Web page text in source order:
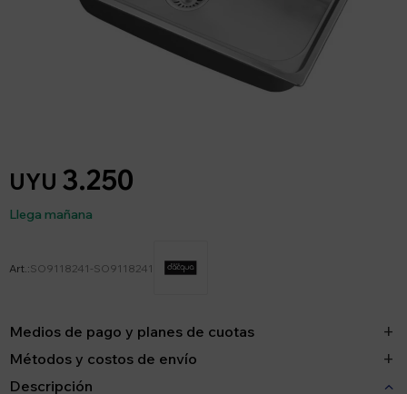
UYU 3.250
Llega mañana
SO9118241-SO9118241
Medios de pago y planes de cuotas
Métodos y costos de envío
Descripción